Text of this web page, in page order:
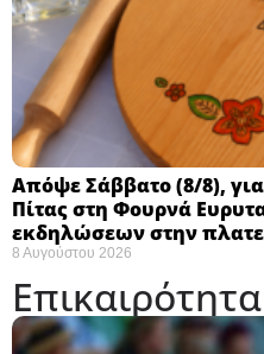
Απόψε Σάββατο (8/8), για
Πίτας στη Φουρνά
εκδηλώσεων στην
8 Αυγούστου 2026
Επικαιρότητα